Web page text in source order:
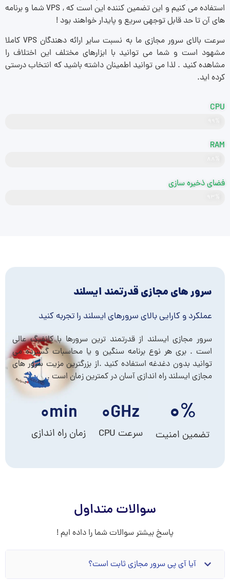
استفاده می کنیم و این تضمین کننده این است که , VPS شما و برنامه
های آن تا حد قابل توجهی سریع و پایدار خواهند بود !
سرعت بالای سرور مجازی ما به نسبت سایر ارائه دهندگان VPS کاملا
مشهود است و شما می توانید با ابزارهای مختلف این اختلاف را
مشاهده کنید . لذا می توانید اطمینان داشته باشید که انتخاب درستی
کرده اید.
CPU
RAM
فضای ذخیره سازی
سرور های مجازی قدرتمند ایسلند
عملکرد و کارایی بالای سرورهای ایسلند را تجربه کنید
سرور مجازی ایسلند از قدرتمند ترین سرورها با کانفیگ عالی
است . بری هر نوع برنامه سنگین و یا محاسبات گسترده می
توانید بدون دغدغه استفاده کنید .از بزرگترین مزیت سرور های
مجازی ایسلند راه اندازی آسان در کمترین زمان است .
تضمین امنیت
%۰
سرعت CPU
GHz۰
زمان راه اندازی
min۰
سوالات متداول
پاسخ بیشتر سوالات شما را داده ایم !
آیا آی پی سرور مجازی ثابت است؟